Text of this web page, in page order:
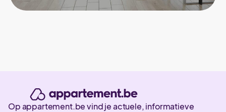
Op appartement.be vind je actuele, informatieve